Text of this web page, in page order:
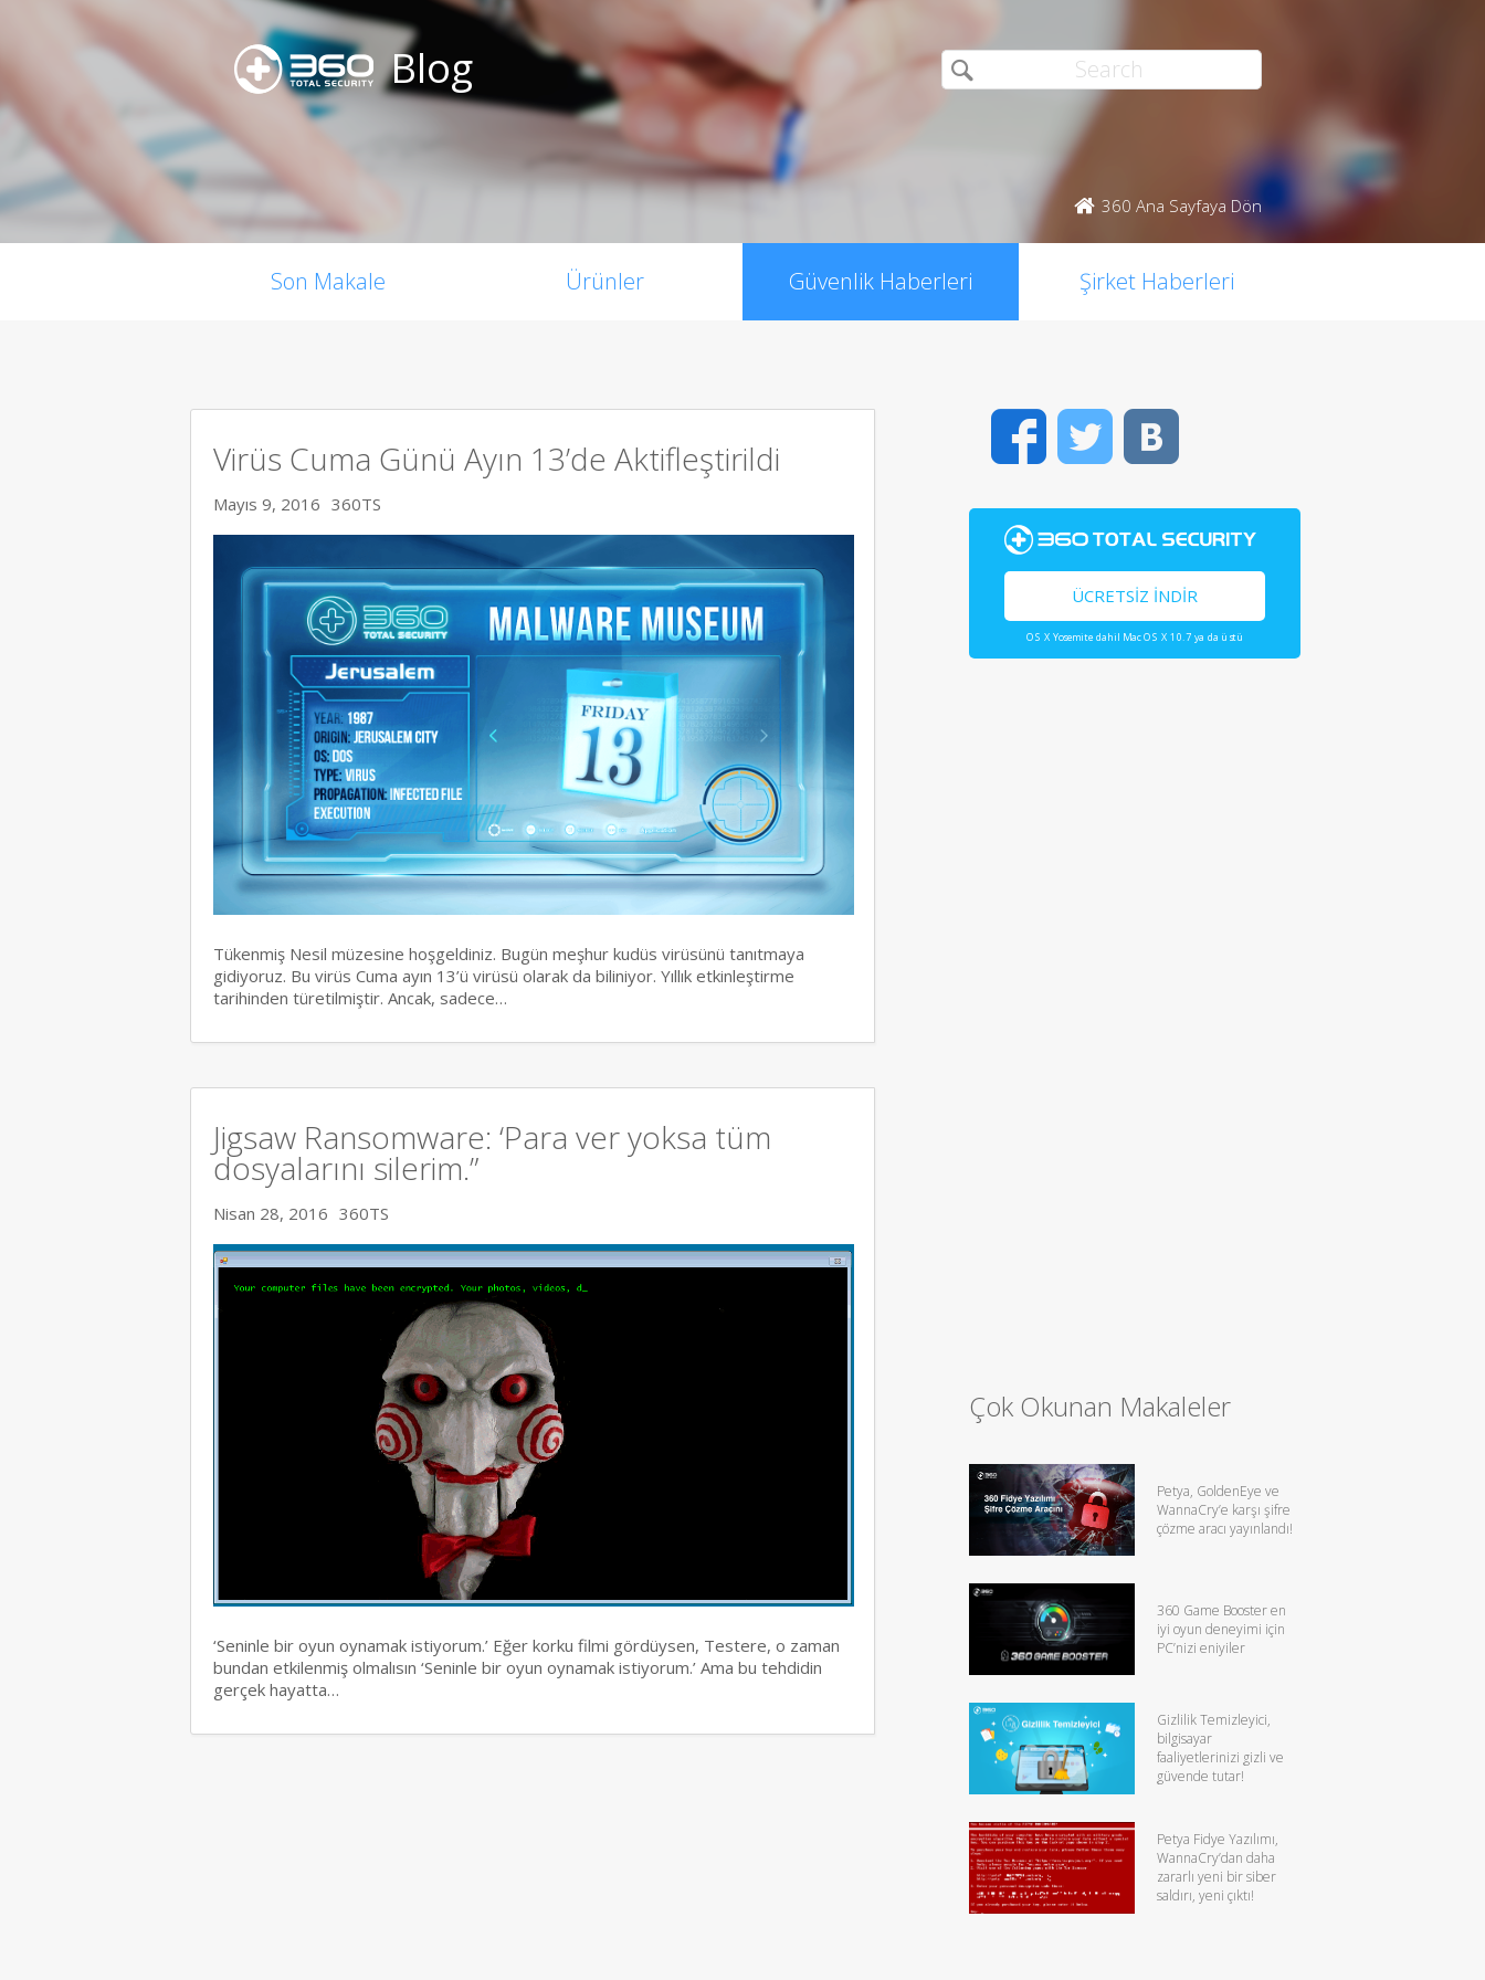
Blog
360 Ana Sayfaya Dön
Son Makale Ürünler Güvenlik Haberleri Şirket Haberleri
Virüs Cuma Günü Ayın 13’de Aktifleştirildi
Mayıs 9, 2016 360TS
Tükenmiş Nesil müzesine hoşgeldiniz. Bugün meşhur kudüs virüsünü tanıtmaya
gidiyoruz. Bu virüs Cuma ayın 13’ü virüsü olarak da biliniyor. Yıllık etkinleştirme
tarihinden türetilmiştir. Ancak, sadece…
Jigsaw Ransomware: ‘Para ver yoksa tüm
dosyalarını silerim.”
Nisan 28, 2016 360TS
‘Seninle bir oyun oynamak istiyorum.’ Eğer korku filmi gördüysen, Testere, o zaman
bundan etkilenmiş olmalısın ‘Seninle bir oyun oynamak istiyorum.’ Ama bu tehdidin
gerçek hayatta…
FacebookTwitter
ÜCRETSIZ İNDIR
OS X Yosemite dahil Mac OS X 10.7 ya da üstü
Çok Okunan Makaleler
Petya, GoldenEye ve
WannaCry’e karşı şifre
çözme aracı yayınlandı!
360 Game Booster en
iyi oyun deneyimi için
PC’nizi eniyiler
Gizlilik Temizleyici,
bilgisayar
faaliyetlerinizi gizli ve
güvende tutar!
Petya Fidye Yazılımı,
WannaCry’dan daha
zararlı yeni bir siber
saldırı, yeni çıktı!